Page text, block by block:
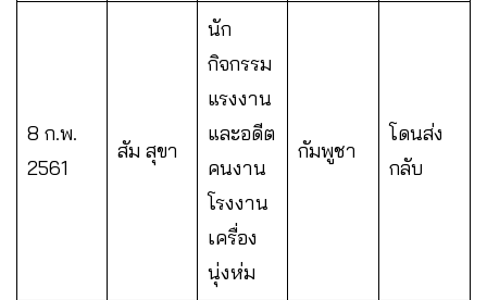
8 ก.พ.
2561
สัม สุขา
นัก
กิจกรรม
แรงงาน
และอดีต
คนงาน
โรงงาน
เครื่อง
นุ่งห่ม
กัมพูชา
โดนส่ง
กลับ